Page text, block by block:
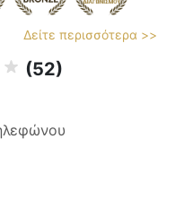
Δείτε περισσότερα >>
(52)